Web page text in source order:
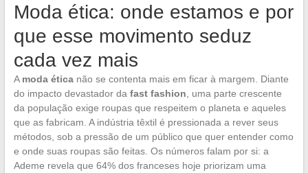
Moda ética: onde estamos e por
que esse movimento seduz
cada vez mais
A moda éticanão se contenta mais em ficar à margem. Diante
do impacto devastador da fast fashion , uma parte crescente
da população exige roupas que respeitem o planeta e aqueles
que as fabricam. A indústria têxtil é pressionada a rever seus
métodos, sob a pressão de um público que quer entender como
e onde suas roupas são feitas. Os números falam por si: a
Ademe revela que 64% dos franceses hoje priorizam uma